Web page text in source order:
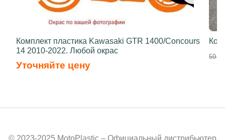
Комплект пластика Kawasaki GTR 1400/Concours
14 2010-2022. Любой окрас
Уточняйте цену
59